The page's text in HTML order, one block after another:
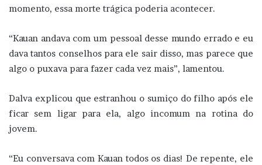
momento, essa morte trágica poderia acontecer.
“Kauan andava com um pessoal desse mundo errado e eu
dava tantos conselhos para ele sair disso, mas parece que
algo o puxava para fazer cada vez mais”, lamentou.
Dalva explicou que estranhou o sumiço do filho após ele
ficar sem ligar para ela, algo incomum na rotina do
jovem.
“Eu conversava com Kauan todos os dias! De repente, ele